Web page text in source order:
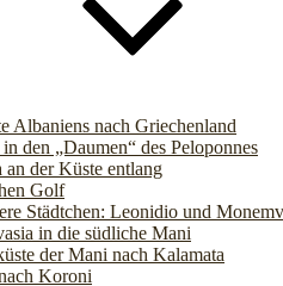
Albaniens nach Griechenland
den „Daumen“ des Peloponnes
an der Küste entlang
Golf
Städtchen: Leonidio und
in die südliche Mani
der Mani nach Kalamata
Koroni